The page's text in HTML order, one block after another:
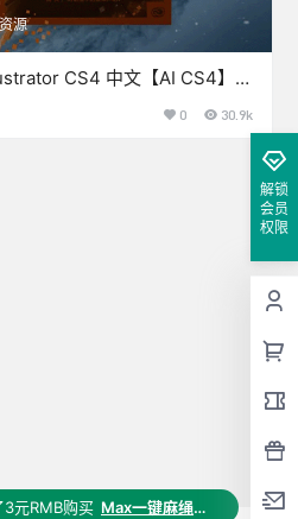
源
CS4 中文【AI CS4】破
0 30.9k
解锁
会员
权限
3元RMB购买 Max一键麻绳脚本插件